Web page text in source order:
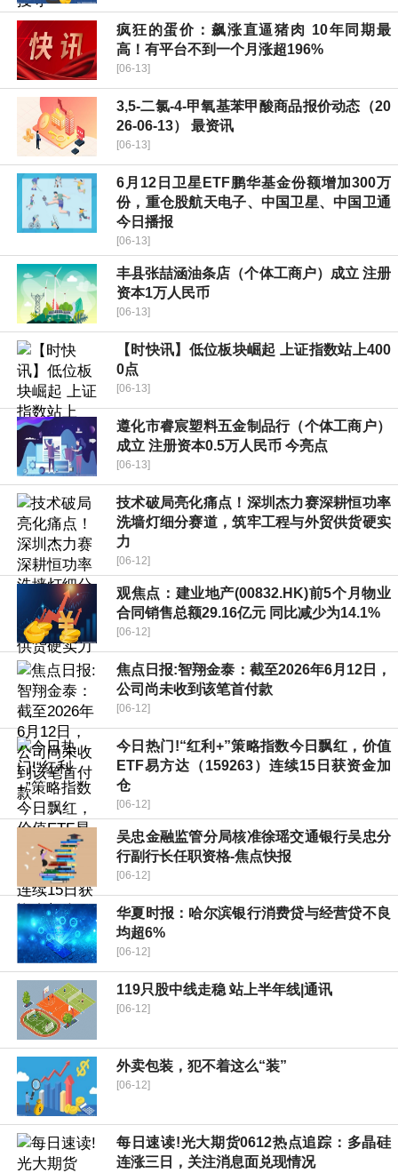
疯狂的蛋价：飙涨直逼猪肉 10年同期最
高！有平台不到一个月涨超196%
[06-13]
3,5-二氯-4-甲氧基苯甲酸商品报价动态（20
26-06-13） 最资讯
[06-13]
6月12日卫星ETF鹏华基金份额增加300万
份，重仓股航天电子、中国卫星、中国卫通
今日播报
[06-13]
丰县张喆涵油条店（个体工商户）成立 注册
资本1万人民币
[06-13]
【时快讯】低位板块崛起 上证指数站上400
0点
[06-13]
遵化市睿宸塑料五金制品行（个体工商户）
成立 注册资本0.5万人民币 今亮点
[06-13]
技术破局亮化痛点！深圳杰力赛深耕恒功率
洗墙灯细分赛道，筑牢工程与外贸供货硬实
力
[06-12]
观焦点：建业地产(00832.HK)前5个月物业
合同销售总额29.16亿元 同比减少为14.1%
[06-12]
焦点日报:智翔金泰：截至2026年6月12日，
公司尚未收到该笔首付款
[06-12]
今日热门!“红利+”策略指数今日飘红，价值
ETF易方达（159263）连续15日获资金加
仓
[06-12]
吴忠金融监管分局核准徐瑶交通银行吴忠分
行副行长任职资格-焦点快报
[06-12]
华夏时报：哈尔滨银行消费贷与经营贷不良
均超6%
[06-12]
119只股中线走稳 站上半年线|通讯
[06-12]
外卖包装，犯不着这么“装”
[06-12]
每日速读!光大期货0612热点追踪：多晶硅
连涨三日，关注消息面兑现情况